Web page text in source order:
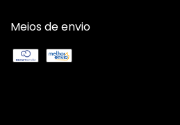
Meios de envio